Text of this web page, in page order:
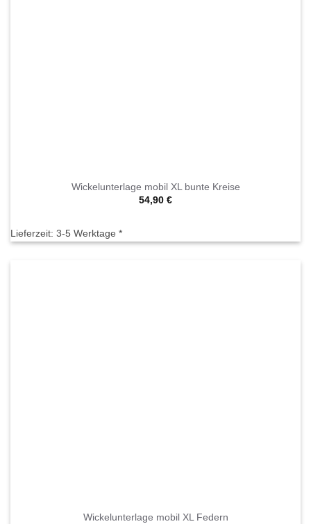
Wickelunterlage mobil XL bunte Kreise
54,90 €
Lieferzeit: 3-5 Werktage *
Wickelunterlage mobil XL Federn